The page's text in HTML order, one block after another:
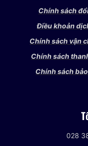
Chính sách
Điều khoản
Chính sách vận
Chính sách
Chính sách
028